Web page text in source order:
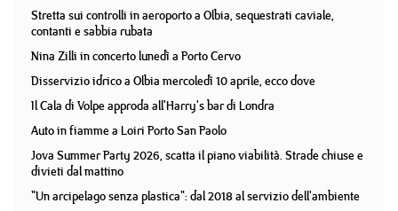
Stretta sui controlli in aeroporto a Olbia, sequestrati caviale,
contanti e sabbia rubata
Nina Zilli in concerto lunedì a Porto Cervo
Disservizio idrico a Olbia mercoledì 10 aprile, ecco dove
Il Cala di Volpe approda all'Harry's bar di Londra
Auto in fiamme a Loiri Porto San Paolo
Jova Summer Party 2026, scatta il piano viabilità. Strade chiuse e
divieti dal mattino
"Un arcipelago senza plastica": dal 2018 al servizio dell'ambiente